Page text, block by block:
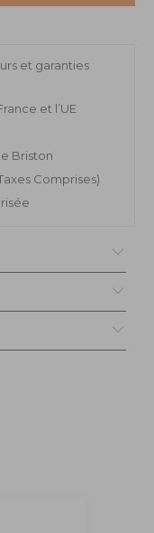
et garanties
et l’UE
Briston
Comprises)